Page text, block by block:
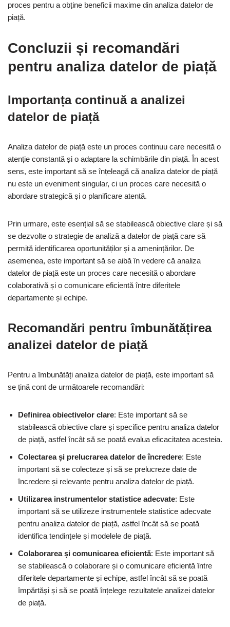
proces pentru a obține beneficii maxime din analiza datelor de
piață.
Concluzii și recomandări
pentru analiza datelor de piață
Importanța continuă a analizei
datelor de piață
Analiza datelor de piață este un proces continuu care necesită o
atenție constantă și o adaptare la schimbările din piață. În acest
sens, este important să se înțeleagă că analiza datelor de piață
nu este un eveniment singular, ci un proces care necesită o
abordare strategică și o planificare atentă.
Prin urmare, este esențial să se stabilească obiective clare și să
se dezvolte o strategie de analiză a datelor de piață care să
permită identificarea oportunităților și a amenințărilor. De
asemenea, este important să se aibă în vedere că analiza
datelor de piață este un proces care necesită o abordare
colaborativă și o comunicare eficientă între diferitele
departamente și echipe.
Recomandări pentru îmbunătățirea
analizei datelor de piață
Pentru a îmbunătăți analiza datelor de piață, este important să
se țină cont de următoarele recomandări:
Definirea obiectivelor clare: Este important să se
stabilească obiective clare și specifice pentru analiza datelor
de piață, astfel încât să se poată evalua eficacitatea acesteia.
Colectarea și prelucrarea datelor de încredere: Este
important să se colecteze și să se prelucreze date de
încredere și relevante pentru analiza datelor de piață.
Utilizarea instrumentelor statistice adecvate: Este
important să se utilizeze instrumentele statistice adecvate
pentru analiza datelor de piață, astfel încât să se poată
identifica tendințele și modelele de piață.
Colaborarea și comunicarea eficientă: Este important să
se stabilească o colaborare și o comunicare eficientă între
diferitele departamente și echipe, astfel încât să se poată
împărtăși și să se poată înțelege rezultatele analizei datelor
de piață.